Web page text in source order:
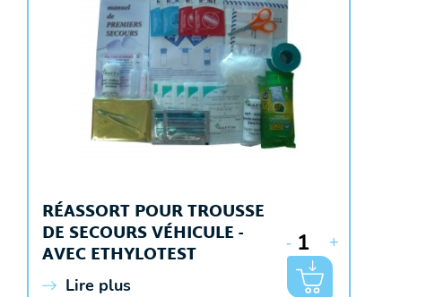
RÉASSORT POUR TROUSSE
DE SECOURS VÉHICULE -
AVEC ETHYLOTEST
Lire plus
- +